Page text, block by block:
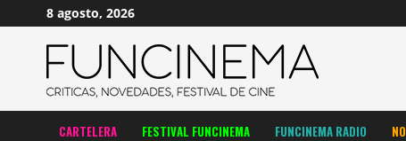
contenido
8 agosto, 2026
CARTELERA FESTIVAL FUNCINEMA FUNCINEMA RADIO